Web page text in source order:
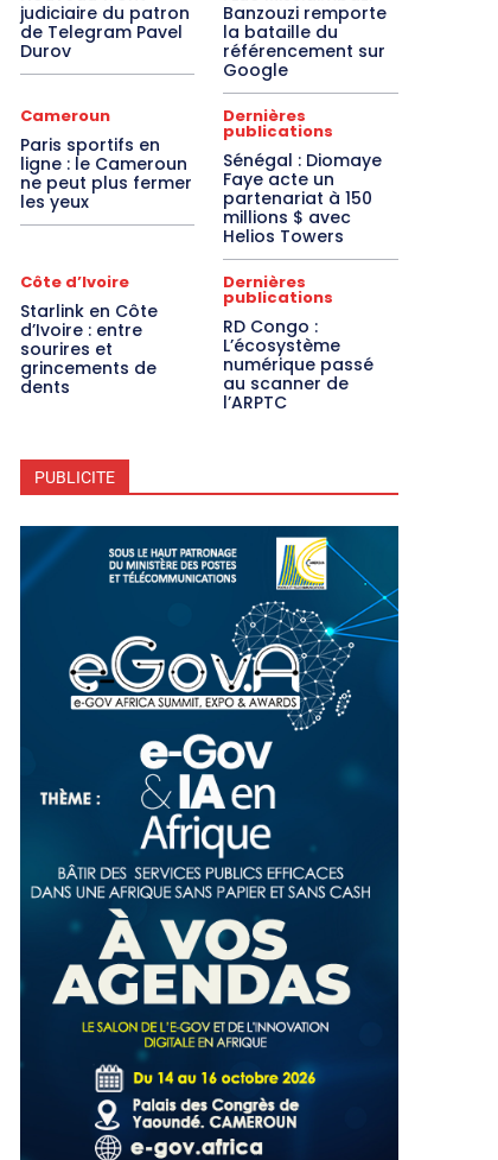
judiciaire du patron
de Telegram Pavel
Durov
Banzouzi remporte
la bataille du
référencement sur
Google
Cameroun
Paris sportifs en
ligne : le Cameroun
ne peut plus fermer
les yeux
Dernières
publications
Sénégal : Diomaye
Faye acte un
partenariat à 150
millions $ avec
Helios Towers
Côte d’Ivoire
Starlink en Côte
d’Ivoire : entre
sourires et
grincements de
dents
Dernières
publications
RD Congo :
L’écosystème
numérique passé
au scanner de
l’ARPTC
PUBLICITE